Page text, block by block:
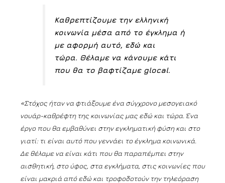
Καθρεπτίζουμε την ελληνική
κοινωνία μέσα από το έγκλημα ή
με αφορμή αυτό, εδώ και
τώρα. Θέλαμε να κάνoυμε κάτι
που θα το βαφτίζαμε glocal.
«Στόχος ήταν να φτιάξουμε ένα σύγχρονο μεσογειακό
νουάρ-καθρέφτη της κοινωνίας μας εδώ και τώρα. Ένα
έργο που θα εμβαθύνει στην εγκληματική φύση και στο
γιατί: τι είναι αυτό που γεννάει το έγκλημα κοινωνικά.
Δε θέλαμε να είναι κάτι που θα παραπέμπει στην
αισθητική, στο ύφος, στα εγκλήματα, στις κοινωνίες που
είναι μακριά από εδώ και τροφοδοτούν την τηλεόραση